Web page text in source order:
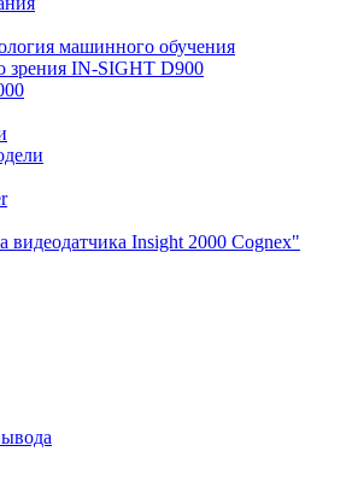
машинного обучения
зрения IN-SIGHT D900
Insight 2000 Cognex"